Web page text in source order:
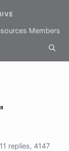
Members
replies, 4147